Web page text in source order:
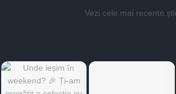
Vezi cele mai recente